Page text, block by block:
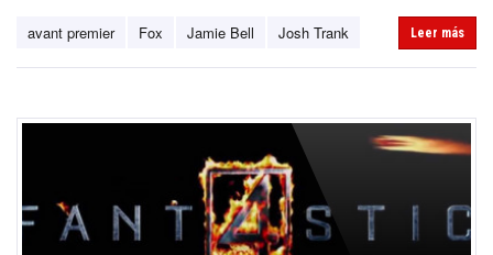
avant premier Fox Jamie Bell Josh Trank Leer más